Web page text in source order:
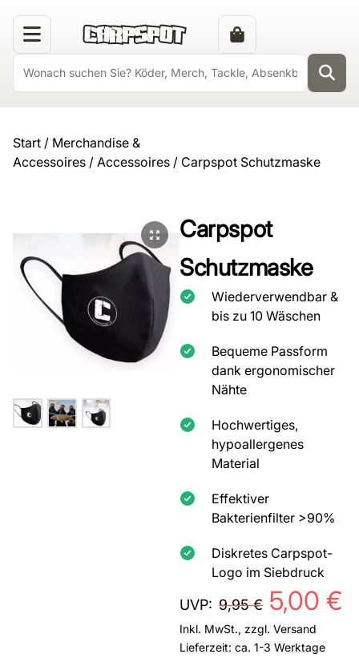
Start / Merchandise &
Accessoires / Accessoires / Carpspot Schutzmaske
Carpspot
Schutzmaske
Wiederverwendbar &
bis zu 10 Wäschen
Bequeme Passform
dank ergonomischer
Nähte
Hochwertiges,
hypoallergenes
Material
Effektiver
Bakterienfilter >90%
Diskretes Carpspot-
Logo im Siebdruck
UVP: 9,95€ 5,00 €
Inkl. MwSt., zzgl. Versand
Lieferzeit: ca. 1-3 Werktage